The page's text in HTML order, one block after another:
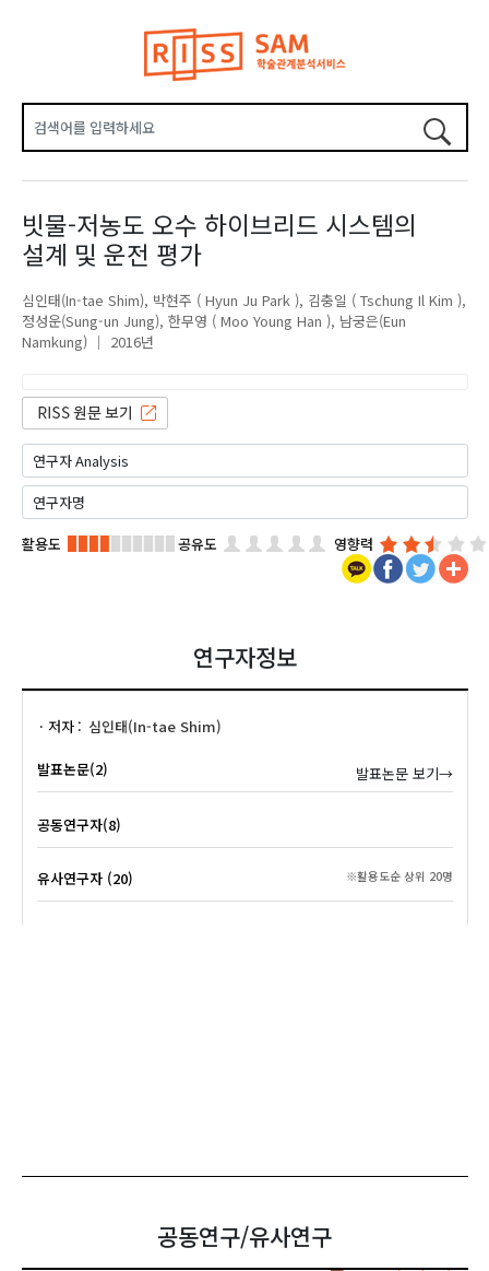
빗물-저농도 오수 하이브리드 시스템의
설계 및 운전 평가
심인태(In-tae Shim) 박현주 ( Hyun Ju Park ) 김충일 ( Tschung Il Kim )
정성운(Sung-un Jung) 한무영 ( Moo Young Han ) 남궁은(Eun
Namkung)
2016년
활용도 공유도 영향력
연구자정보
저자 심인태(In-tae Shim)
발표논문(2) 발표논문 보기→
공동연구자(8)
유사연구자 (20) ※활용도순 상위 20명
공동연구/유사연구